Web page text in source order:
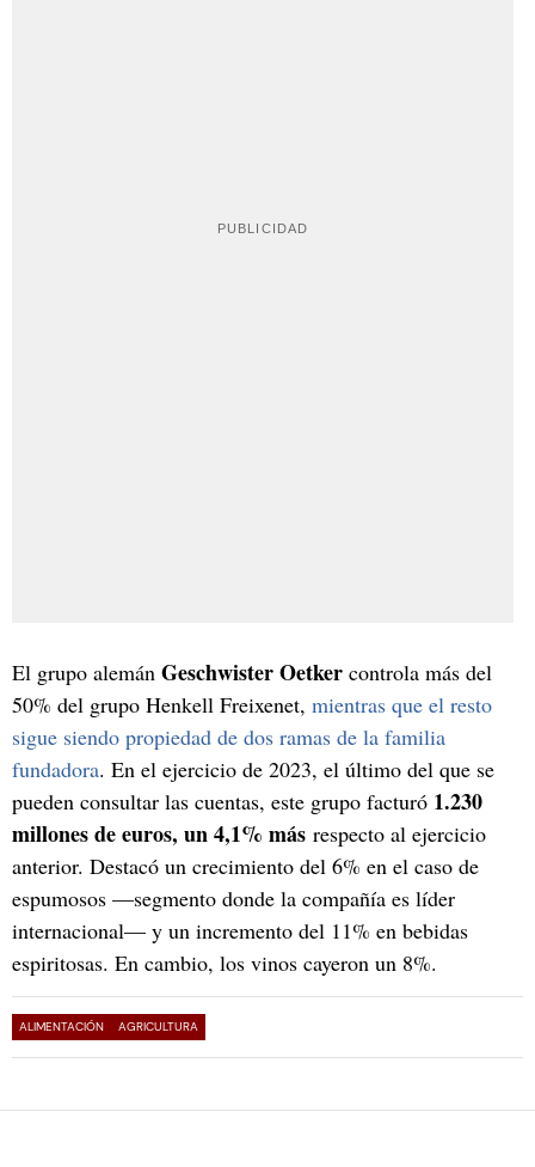
El grupo alemán Geschwister Oetker controla más del
50% del grupo Henkell Freixenet, mientras que el resto
sigue siendo propiedad de dos ramas de la familia
fundadora. En el ejercicio de 2023, el último del que se
pueden consultar las cuentas, este grupo facturó 1.230
millones de euros, un 4,1% más respecto al ejercicio
anterior. Destacó un crecimiento del 6% en el caso de
espumosos —segmento donde la compañía es líder
internacional— y un incremento del 11% en bebidas
espiritosas. En cambio, los vinos cayeron un 8%.
ALIMENTACIÓN AGRICULTURA